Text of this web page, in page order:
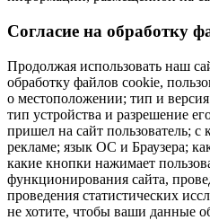
Cогласие на обработку
Продолжая использовать наш
обработку файлов cookie,
о местоположении; тип и
тип устройства и разрешение
пришел на сайт пользователь; с
рекламе; язык ОС и Браузера;
какие кнопки нажимает
функционирования сайта,
проведения статистических
не хотите, чтобы ваши данные